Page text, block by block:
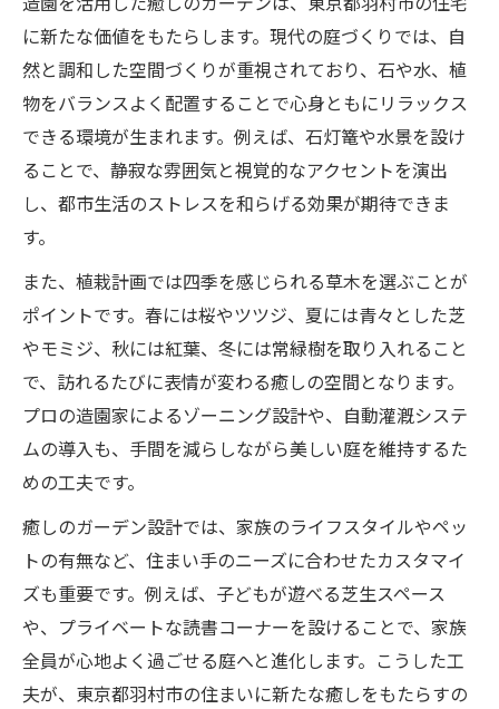
造園で地域の魅力を引き出す方法
新しい発想で楽しむ造園の魅力とは
造園で広がる新しい庭の楽しみ方発見
現代的な造園アイデアで個性を演出
造園に取り入れる最新トレンドと工夫
造園を通じたコミュニケーションの大切さ
家族の癒し空間を造園で実現する方法
造園で家族みんなが集う場所を作る方法
癒しを感じる造園プランの取り入れ方
子どもと楽しむ造園の安全ポイント集
ペットと過ごせる造園空間のアイデア
造園による四季の変化を楽しむ工夫
造園で広がる羽村市の庭づくり提案
造園を活かした羽村市の庭リフォーム例
地域の特性を反映した造園デザイン集
造園のプロが提案する理想の庭づくり
長く愛される造園空間の作り方のコツ
に新たな価値をもたらします。現代の庭づくりでは、自
然と調和した空間づくりが重視されており、石や水、植
物をバランスよく配置することで心身ともにリラックス
できる環境が生まれます。例えば、石灯篭や水景を設け
ることで、静寂な雰囲気と視覚的なアクセントを演出
し、都市生活のストレスを和らげる効果が期待できま
す。
また、植栽計画では四季を感じられる草木を選ぶことが
ポイントです。春には桜やツツジ、夏には青々とした芝
やモミジ、秋には紅葉、冬には常緑樹を取り入れること
で、訪れるたびに表情が変わる癒しの空間となります。
プロの造園家によるゾーニング設計や、自動灌漑システ
ムの導入も、手間を減らしながら美しい庭を維持するた
めの工夫です。
癒しのガーデン設計では、家族のライフスタイルやペッ
トの有無など、住まい手のニーズに合わせたカスタマイ
ズも重要です。例えば、子どもが遊べる芝生スペース
や、プライベートな読書コーナーを設けることで、家族
全員が心地よく過ごせる庭へと進化します。こうした工
夫が、東京都羽村市の住まいに新たな癒しをもたらすの